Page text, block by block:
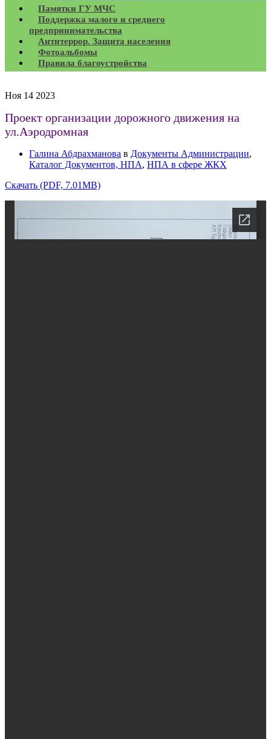
Памятки ГУ МЧС
Поддержка малого и среднего
предпринимательства
Антитеррор. Защита населения
Фотоальбомы
Правила благоустройства
Ноя 14 2023
Проект организации дорожного движения на
ул.Аэродромная
Галина Абдрахманова в Документы Администрации,
Каталог Документов, НПА, НПА в сфере ЖКХ
Скачать (PDF, 7.01MB)